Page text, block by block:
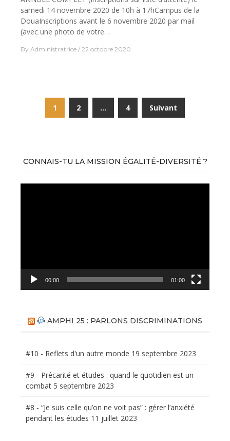
samedi 14 novembre 2020 de 10h à 17hCampus de la
DouaInscriptions avant le 6 novembre 2020 par mail
(avec une photo de votre…
By Administratrice 22 octobre 2020
Navigation
1 2 … 4 Suivant
CONNAIS-TU LA MISSION ÉGALITÉ-DIVERSITÉ ?
00:00 01:00
AMPHI 25 : PARLONS DISCRIMINATIONS
#10 - Reflets d'un autre monde 19 septembre 2023
#9 - Précarité et études : quand le quotidien est un
combat 5 septembre 2023
#8 - “Je suis celle qu’on ne voit pas” : gérer l’anxiété
pendant les études 11 juillet 2023